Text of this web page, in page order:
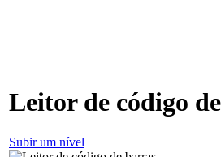
Leitor de código
Subir um nível